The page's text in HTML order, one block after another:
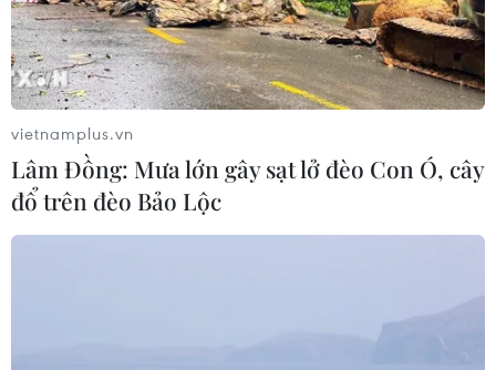
vietnamplus.vn
Lâm Đồng: Mưa lớn gây sạt lở đèo Con Ó, cây
đổ trên đèo Bảo Lộc